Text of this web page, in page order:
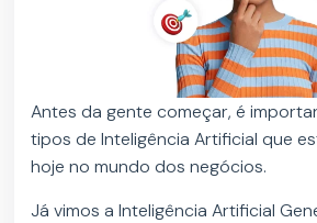
Antes da gente começar, é
tipos de Inteligência Artificial que
hoje no mundo dos negócios.
Já vimos a Inteligência Artificial